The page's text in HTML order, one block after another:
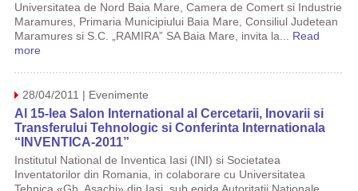
Universitatea de Nord Baia Mare, Camera de Comert si Industrie
Maramures, Primaria Municipiului Baia Mare, Consiliul Judetean
Maramures si S.C. „RAMIRA” SA Baia Mare, invita la... Read
more
28/04/2011 | Evenimente
Al 15-lea Salon International al Cercetarii, Inovarii si
Transferului Tehnologic si Conferinta Internationala
“INVENTICA-2011”
Institutul National de Inventica Iasi (INI) si Societatea
Inventatorilor din Romania, in colaborare cu Universitatea